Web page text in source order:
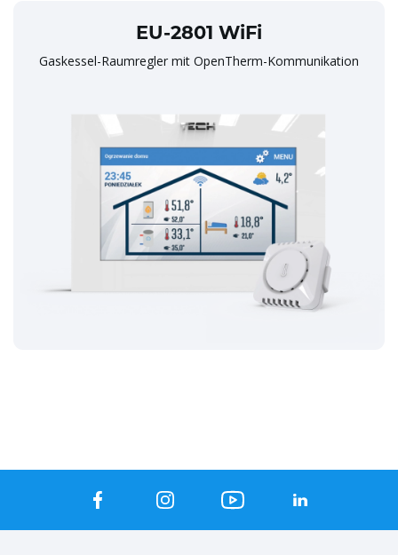
EU-2801 WiFi
Gaskessel-Raumregler mit OpenTherm-Kommunikation